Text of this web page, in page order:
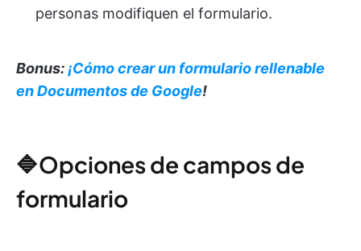
personas modifiquen el formulario.
Bonus: ¡Cómo crear un formulario rellenable
en Documentos de Google!
🔷Opciones de campos de
formulario